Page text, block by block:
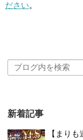
ださい。
新着記事
【まり